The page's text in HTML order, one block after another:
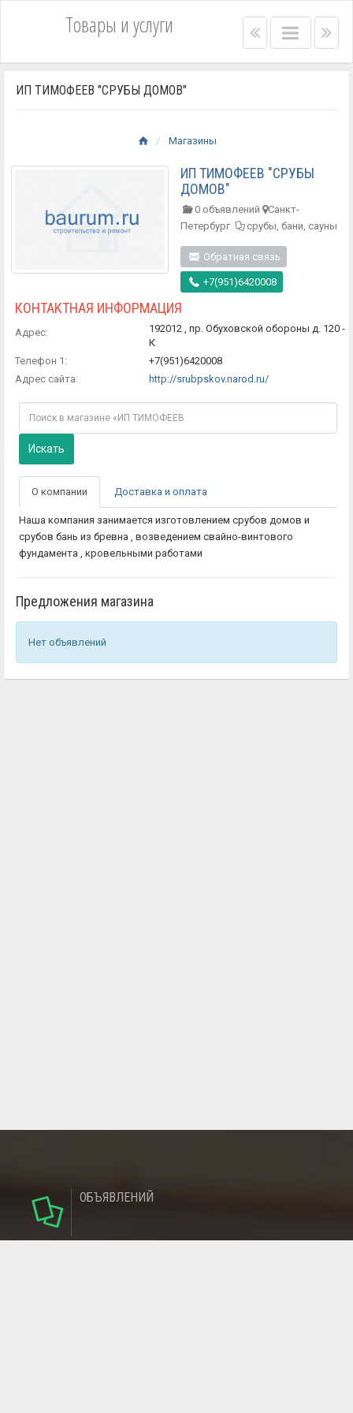
Товары и услуги Left
bar
Main
menu
Right
menu
bar
ИП ТИМОФЕЕВ "СРУБЫ ДОМОВ"
Магазины
ИП ТИМОФЕЕВ "СРУБЫ
ДОМОВ"
0 объявлений Санкт-
Петербург
срубы, бани, сауны
Обратная связь
+7(951)6420008
КОНТАКТНАЯ ИНФОРМАЦИЯ
Адрес:
192012 , пр. Обуховской обороны д. 120 -
К
Телефон 1:
+7(951)6420008
Адрес сайта:
http://srubpskov.narod.ru/
Искать
О компании Доставка и оплата
Наша компания занимается изготовлением срубов домов и
срубов бань из бревна , возведением свайно-винтового
фундамента , кровельными работами
Предложения магазина
Нет объявлений
ОБЪЯВЛЕНИЙ